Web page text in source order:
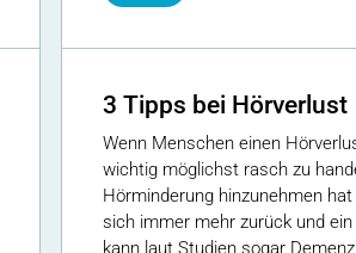
3 Tipps bei Hörverlust
Wenn Menschen einen
wichtig möglichst rasch zu
Hörminderung hinzunehmen
sich immer mehr zurück und
kann laut Studien sogar